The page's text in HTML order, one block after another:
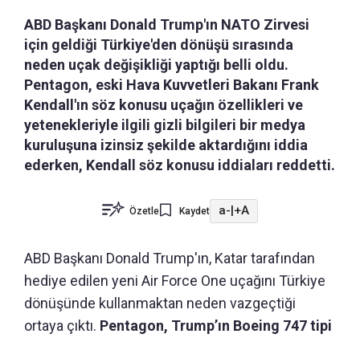
ABD Başkanı Donald Trump'ın NATO Zirvesi
için geldiği Türkiye'den dönüşü sırasında
neden uçak değişikliği yaptığı belli oldu.
Pentagon, eski Hava Kuvvetleri Bakanı Frank
Kendall'ın söz konusu uçağın özellikleri ve
yetenekleriyle ilgili gizli bilgileri bir medya
kuruluşuna izinsiz şekilde aktardığını iddia
ederken, Kendall söz konusu iddiaları reddetti.
Özetle Kaydet a-|+A
ABD Başkanı Donald Trump'ın, Katar tarafından
hediye edilen yeni Air Force One uçağını Türkiye
dönüşünde kullanmaktan neden vazgeçtiği
ortaya çıktı. Pentagon, Trump’ın Boeing 747 tipi